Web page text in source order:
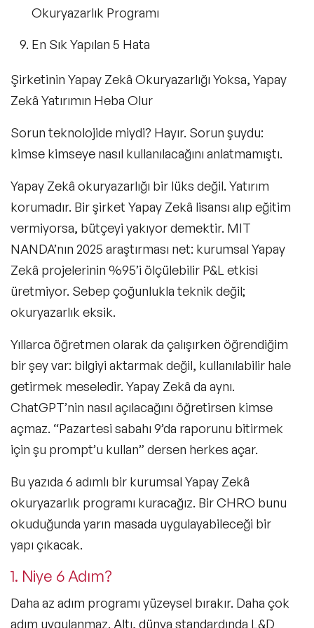
Okuryazarlık Programı
En Sık Yapılan 5 Hata
Şirketinin Yapay Zekâ Okuryazarlığı Yoksa, Yapay
Zekâ Yatırımın Heba Olur
Sorun teknolojide miydi? Hayır. Sorun şuydu:
kimse kimseye nasıl kullanılacağını anlatmamıştı.
Yapay Zekâ okuryazarlığı bir lüks değil. Yatırım
korumadır. Bir şirket Yapay Zekâ lisansı alıp eğitim
vermiyorsa, bütçeyi yakıyor demektir. MIT
NANDA’nın 2025 araştırması net: kurumsal Yapay
Zekâ projelerinin %95’i ölçülebilir P&L etkisi
üretmiyor. Sebep çoğunlukla teknik değil;
okuryazarlık eksik.
Yıllarca öğretmen olarak da çalışırken öğrendiğim
bir şey var: bilgiyi aktarmak değil, kullanılabilir hale
getirmek meseledir. Yapay Zekâ da aynı.
ChatGPT’nin nasıl açılacağını öğretirsen kimse
açmaz. “Pazartesi sabahı 9’da raporunu bitirmek
için şu prompt’u kullan” dersen herkes açar.
Bu yazıda 6 adımlı bir kurumsal Yapay Zekâ
okuryazarlık programı kuracağız. Bir CHRO bunu
okuduğunda yarın masada uygulayabileceği bir
yapı çıkacak.
1. Niye 6 Adım?
Daha az adım programı yüzeysel bırakır. Daha çok
adım uygulanmaz. Altı, dünya standardında L&D